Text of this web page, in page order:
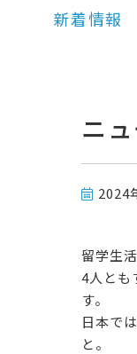
新着情報
ニ
2024
留学生
4人とも
す。
日本で
と。